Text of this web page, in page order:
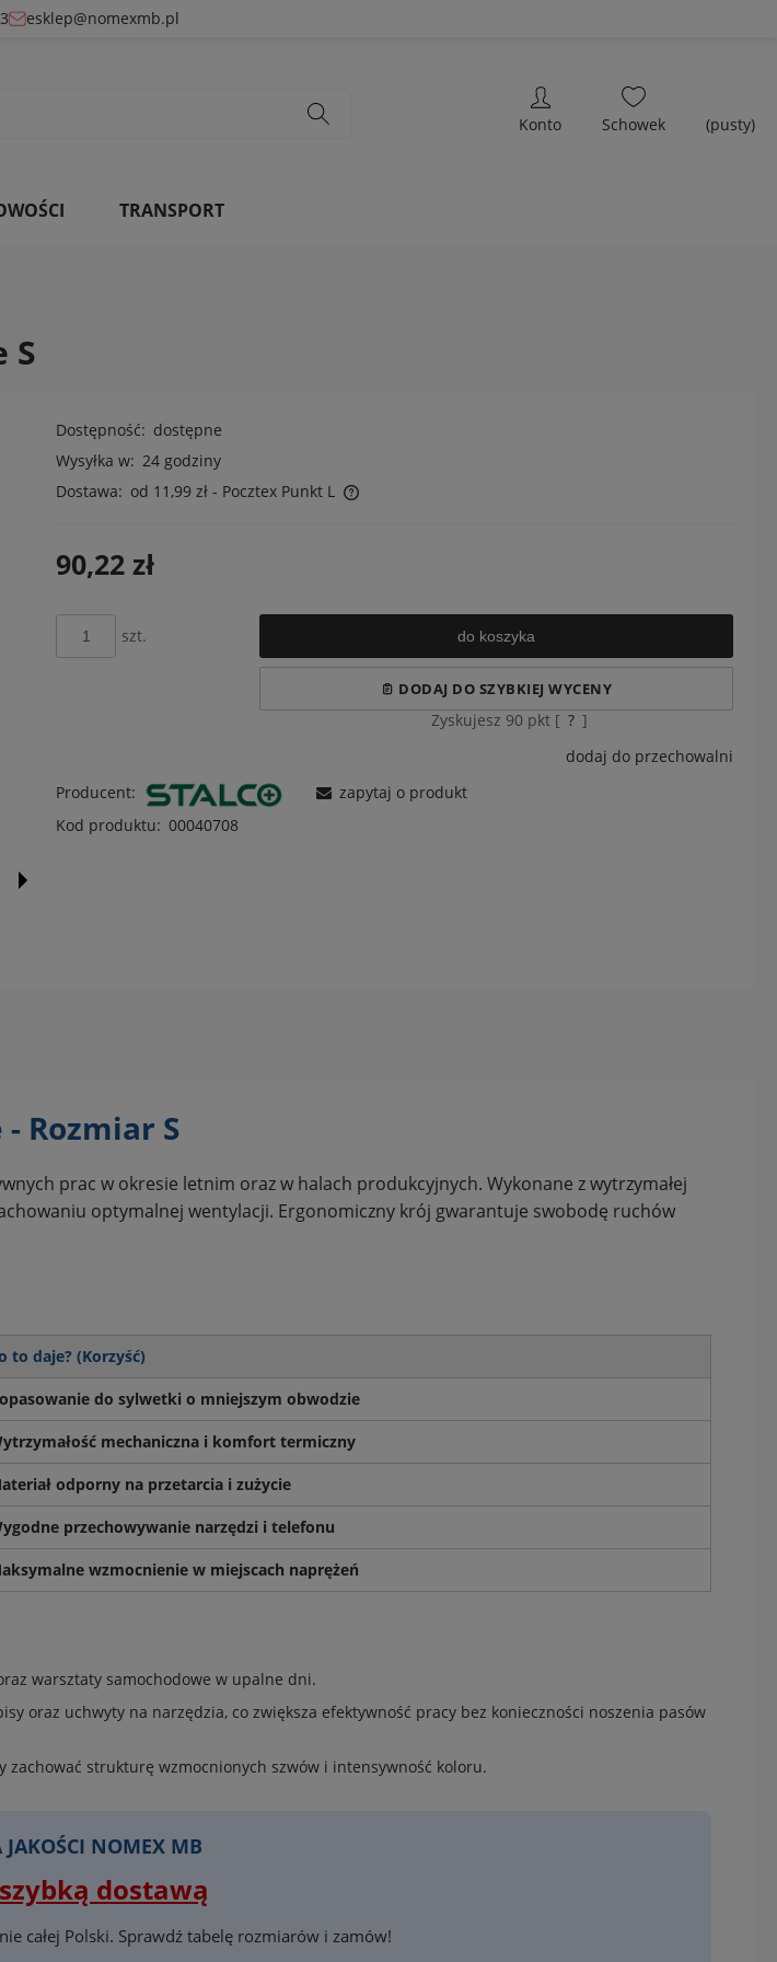
esklep@nomexmb.pl
(pusty)
TRANSPORT
S
Dostępność: dostępne
Wysyłka w: 24 godziny
Dostawa: od 11,99 zł - Pocztex Punkt L
płatności
90,22 zł
szt. do koszyka
DODAJ DO SZYBKIEJ WYCENY
Zyskujesz 90 pkt [ ? ]
dodaj do przechowalni
Producent:
Kod produktu: 00040708
zapytaj o produkt
Rozmiar S
prac w okresie letnim oraz w halach produkcyjnych. Wykonane z wytrzymałej
optymalnej wentylacji. Ergonomiczny krój gwarantuje swobodę ruchów
to daje? (Korzyść)
do sylwetki o mniejszym obwodzie
mechaniczna i komfort termiczny
odporny na przetarcia i zużycie
przechowywanie narzędzi i telefonu
wzmocnienie w miejscach naprężeń
warsztaty samochodowe w upalne dni.
oraz uchwyty na narzędzia, co zwiększa efektywność pracy bez konieczności noszenia pasów
zachować strukturę wzmocnionych szwów i intensywność koloru.
JAKOŚCI NOMEX MB
dostawą
całej Polski. Sprawdź tabelę rozmiarów i zamów!